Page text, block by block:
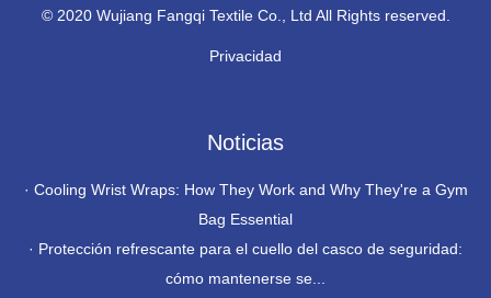
© 2020 Wujiang Fangqi Textile Co., Ltd All Rights reserved.
Privacidad
Noticias
· Cooling Wrist Wraps: How They Work and Why They're a Gym
Bag Essential
· Protección refrescante para el cuello del casco de seguridad:
cómo mantenerse se...